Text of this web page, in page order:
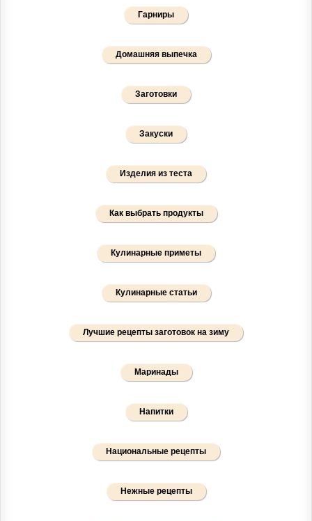
Гарниры
Домашняя выпечка
Заготовки
Закуски
Изделия из теста
Как выбрать продукты
Кулинарные приметы
Кулинарные статьи
Лучшие рецепты заготовок на зиму
Маринады
Напитки
Национальные рецепты
Нежные рецепты